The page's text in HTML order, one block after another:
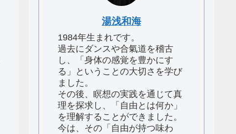
湯浅和海
1984年生まれです。
過去にダンスや合氣道を稽古
し、「身体の感覚を豊かにす
る」ということの大切さを学び
ました。
その後、瞑想の実践を通じて真
理を探求し、「自由とは何か」
を理解することができました。
今は、その「自由が持つ味わ